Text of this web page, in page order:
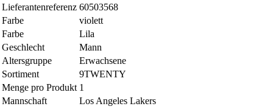
Lieferantenreferenz 60503568
Farbe
violett
Farbe
Lila
Geschlecht
Mann
Altersgruppe
Erwachsene
Sortiment
9TWENTY
Menge pro Produkt 1
Mannschaft
Los Angeles Lakers